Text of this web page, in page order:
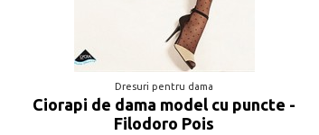
Dresuri pentru dama
Ciorapi de dama model cu puncte -
Filodoro Pois